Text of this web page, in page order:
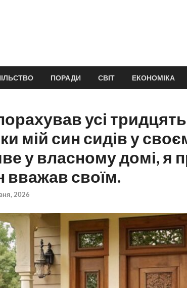
ПОРАДИ СВІТ ЕКОНОМІКА
усі
мій син сидів у
у власному домі, я
вважав своїм.
2026